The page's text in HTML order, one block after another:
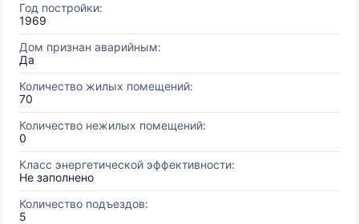
Год постройки:
1969
Дом признан аварийным:
Да
Количество жилых помещений:
70
Количество нежилых помещений:
0
Класс энергетической эффективности:
Не заполнено
Количество подъездов:
5